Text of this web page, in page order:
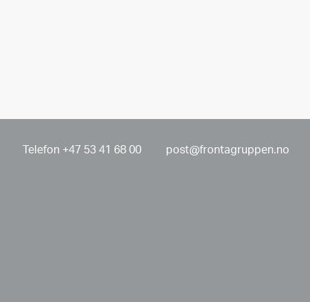
Telefon +47 53 41 68 00 post@frontagruppen.no